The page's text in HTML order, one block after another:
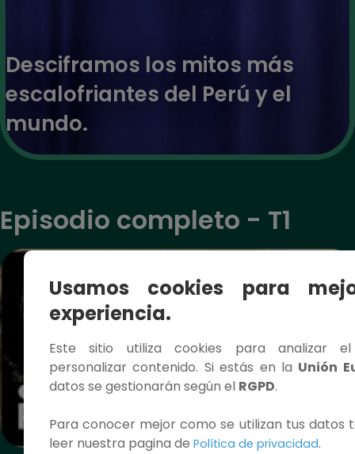
Desciframos los mitos más
escalofriantes del Perú y el
mundo.
Episodio completo - T1
Usamos cookies para
experiencia.
Este sitio utiliza cookies para analizar
personalizar contenido. Si estás en la Unión
datos se gestionarán según el RGPD.
Para conocer mejor como se utilizan tus datos
leer nuestra pagina de Política de privacidad.